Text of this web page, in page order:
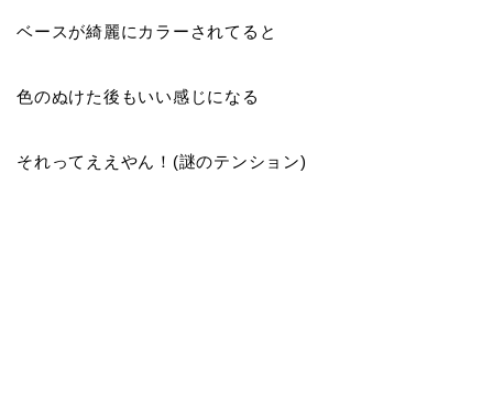
ベースが綺麗にカラーされてると
色のぬけた後もいい感じになる
それってええやん！(謎のテンション)